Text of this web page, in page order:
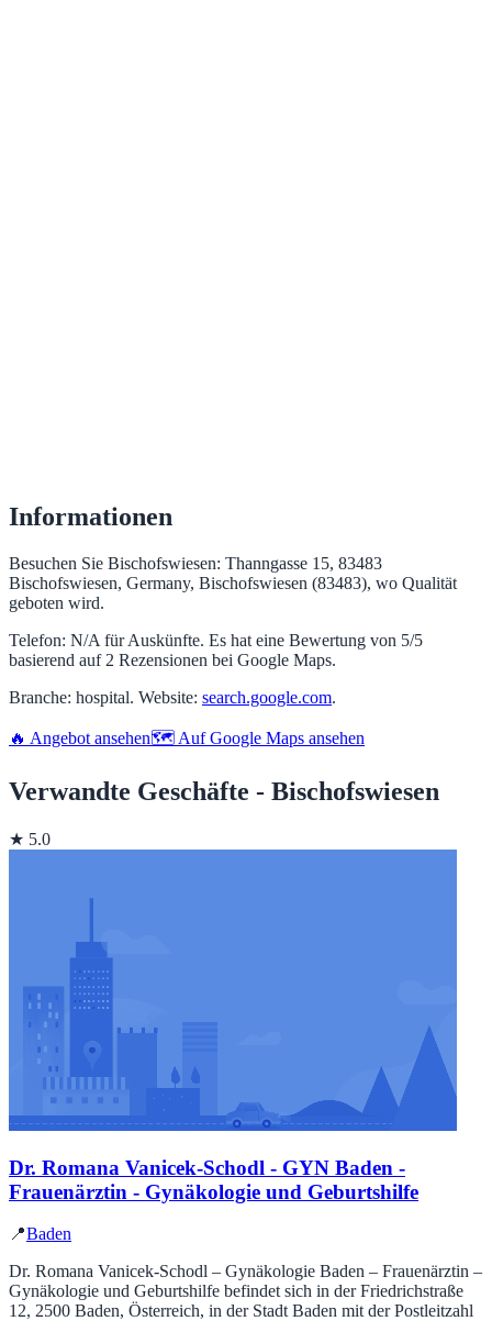
Informationen
Besuchen Sie Bischofswiesen: Thanngasse 15, 83483
Bischofswiesen, Germany, Bischofswiesen (83483), wo Qualität
geboten wird.
Telefon: N/A für Auskünfte. Es hat eine Bewertung von 5/5
basierend auf 2 Rezensionen bei Google Maps.
Branche: hospital. Website: search.google.com.
🔥 Angebot ansehen🗺️ Auf Google Maps ansehen
Verwandte Geschäfte - Bischofswiesen
★ 5.0
Dr. Romana Vanicek-Schodl - GYN Baden -
Frauenärztin - Gynäkologie und Geburtshilfe
📍Baden
Dr. Romana Vanicek-Schodl – Gynäkologie Baden – Frauenärztin –
Gynäkologie und Geburtshilfe befindet sich in der Friedrichstraße
12, 2500 Baden, Österreich, in der Stadt Baden mit der Postleitzahl